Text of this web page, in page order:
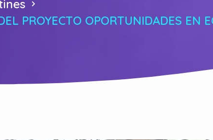
PROYECTO OPORTUNIDADES EN